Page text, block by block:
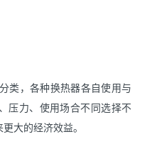
类，各种换热器各自使用与
压力、使用场合不同选择不
大的经济效益。